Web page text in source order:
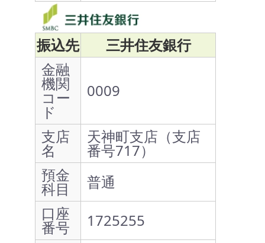
振込先
三井住友銀行
金融
機関
コー
ド
0009
支店
名
天神町支店（支店
番号717）
預金
科目
普通
口座
番号
1725255